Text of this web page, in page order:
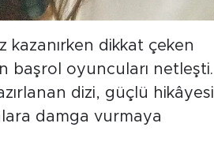
kazanırken dikkat çeken
başrol oyuncuları netleşti.
dizi, güçlü hikâyesi
damga vurmaya